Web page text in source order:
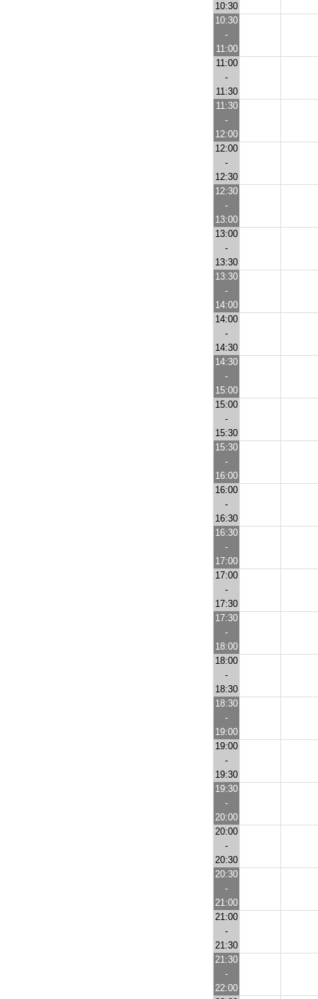
10:30
10:30
-
11:00
11:00
-
11:30
11:30
-
12:00
12:00
-
12:30
12:30
-
13:00
13:00
-
13:30
13:30
-
14:00
14:00
-
14:30
14:30
-
15:00
15:00
-
15:30
15:30
-
16:00
16:00
-
16:30
16:30
-
17:00
17:00
-
17:30
17:30
-
18:00
18:00
-
18:30
18:30
-
19:00
19:00
-
19:30
19:30
-
20:00
20:00
-
20:30
20:30
-
21:00
21:00
-
21:30
21:30
-
22:00